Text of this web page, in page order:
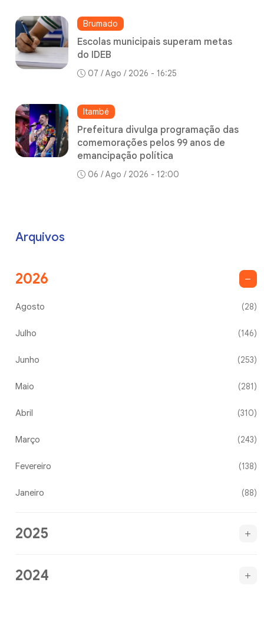
Brumado
Escolas municipais superam metas
do IDEB
07 / Ago / 2026 - 16:25
Itambé
Prefeitura divulga programação das
comemorações pelos 99 anos de
emancipação política
06 / Ago / 2026 - 12:00
Arquivos
2026
Agosto (28)
Julho (146)
Junho (253)
Maio (281)
Abril (310)
Março (243)
Fevereiro (138)
Janeiro (88)
2025
2024